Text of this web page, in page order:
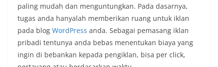
paling mudah dan menguntungkan. Pada dasarnya,
tugas anda hanyalah memberikan ruang untuk iklan
pada blog WordPress anda. Sebagai pemasang iklan
pribadi tentunya anda bebas menentukan biaya yang
ingin di bebankan kepada pengiklan, bisa per click,